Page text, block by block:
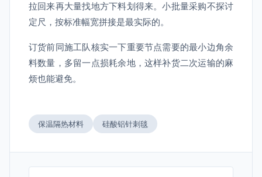
拉回来再大量找地方下料划得来。小批量采购不探讨
定尺，按标准幅宽拼接是最实际的。
订货前同施工队核实一下重要节点需要的最小边角余
料数量，多留一点损耗余地，这样补货二次运输的麻
烦也能避免。
保温隔热材料 硅酸铝针刺毯